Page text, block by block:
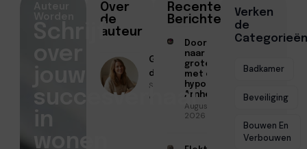
Over
de
auteur
Geschreven
door
Sofia Mendes
● Juli 2, 2026
Recente
Berichten
Doorstromen
naar een
groter huis
met een
hypotheek in
Arnhem
Augustus 7,
2026
Verken
de
Categorieën
Badkamer
Beveiliging
Bouwen En
Verbouwen
Schrijf
succesverhaal
wonen